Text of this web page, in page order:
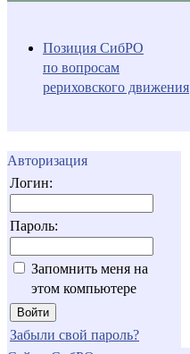
Позиция СибРО
по вопросам
рериховского движения
Авторизация
Логин:
Пароль:
Запомнить меня на
этом компьютере
Забыли свой пароль?